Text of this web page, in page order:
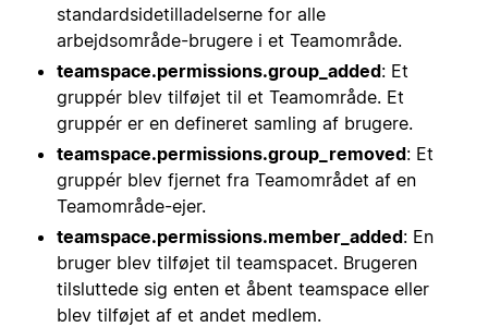
standardsidetilladelserne for alle
arbejdsområde-brugere i et Teamområde.
teamspace.permissions.group_added: Et
gruppér blev tilføjet til et Teamområde. Et
gruppér er en defineret samling af brugere.
teamspace.permissions.group_removed: Et
gruppér blev fjernet fra Teamområdet af en
Teamområde-ejer.
teamspace.permissions.member_added: En
bruger blev tilføjet til teamspacet. Brugeren
tilsluttede sig enten et åbent teamspace eller
blev tilføjet af et andet medlem.